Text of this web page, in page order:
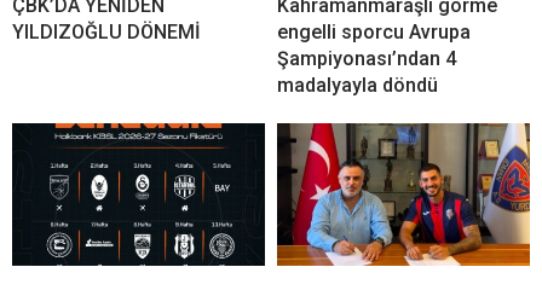
ÇBK’DA YENİDEN
YILDIZOĞLU DÖNEMİ
Kahramanmaraşlı görme
engelli sporcu Avrupa
Şampiyonası’ndan 4
madalyayla döndü